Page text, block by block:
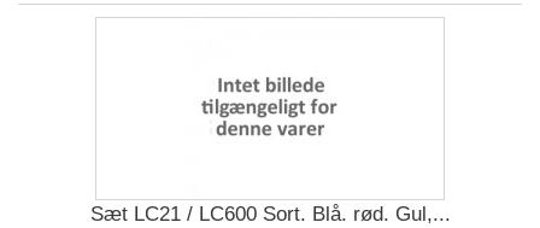
Sæt LC21 / LC600 Sort. Blå. rød. Gul,...